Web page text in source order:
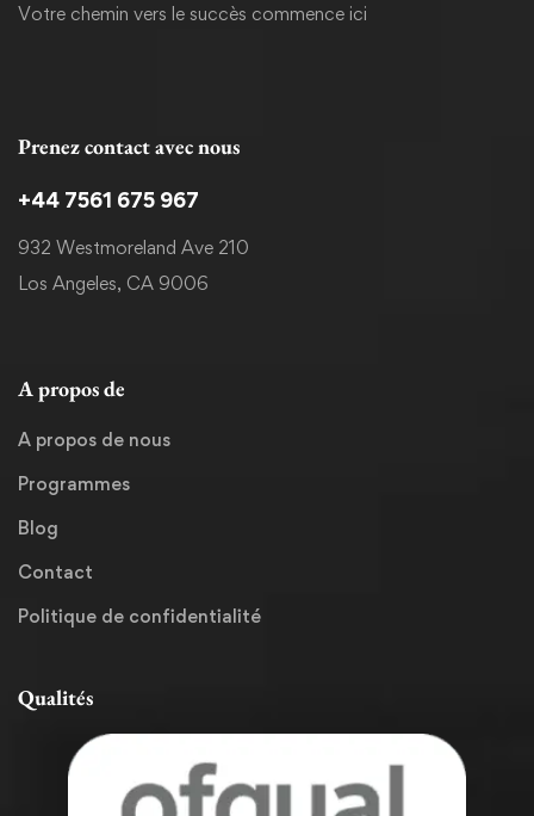
Votre chemin vers le succès commence ici
Prenez contact avec nous
+44 7561 675 967
932 Westmoreland Ave 210
Los Angeles, CA 9006
A propos de
A propos de nous
Programmes
Blog
Contact
Politique de confidentialité
Qualités